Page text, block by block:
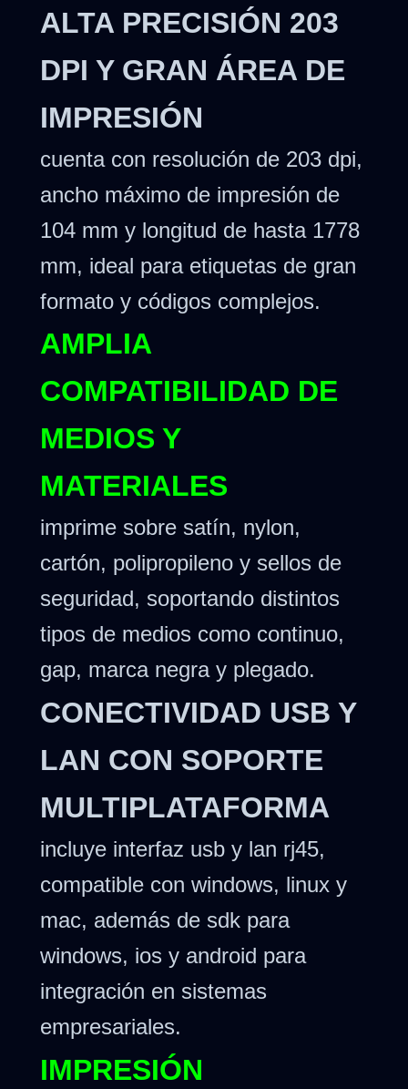
ALTA PRECISIÓN 203
DPI Y GRAN ÁREA DE
IMPRESIÓN
cuenta con resolución de 203 dpi,
ancho máximo de impresión de
104 mm y longitud de hasta 1778
mm, ideal para etiquetas de gran
formato y códigos complejos.
AMPLIA
COMPATIBILIDAD DE
MEDIOS Y
MATERIALES
imprime sobre satín, nylon,
cartón, polipropileno y sellos de
seguridad, soportando distintos
tipos de medios como continuo,
gap, marca negra y plegado.
CONECTIVIDAD USB Y
LAN CON SOPORTE
MULTIPLATAFORMA
incluye interfaz usb y lan rj45,
compatible con windows, linux y
mac, además de sdk para
windows, ios y android para
integración en sistemas
empresariales.
IMPRESIÓN